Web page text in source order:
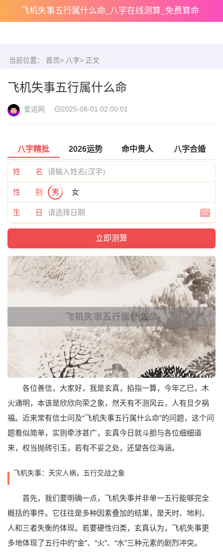
飞机失事五行属什么命_八字在线测算_免费算命
当前位置： 首页> 八字> 正文
飞机失事五行属什么命
爱运网 2025-08-01 02:00:01
八字精批 2026运势 命中贵人 八字合婚
姓 名
性 别 男 女
生 日
各位善信，大家好，我是玄真，掐指一算，今年乙巳，木
火通明，本该是欣欣向荣之象，然天有不测风云，人有旦夕祸
福。近来常有信士问及“飞机失事五行属什么命”的问题，这个问
题看似简单，实则牵涉甚广，玄真今日就斗胆与各位细细道
来，权当抛砖引玉，若有不妥之处，还望各位海涵。
飞机失事：天灾人祸，五行交战之象
首先，我们要明确一点，飞机失事并非单一五行能够完全
概括的事件。它往往是多种因素叠加的结果，是天时、地利、
人和三者失衡的体现。若要硬性归类，玄真认为，飞机失事更
多地体现了五行中的“金”、“火”、“水”三种元素的剧烈冲突。